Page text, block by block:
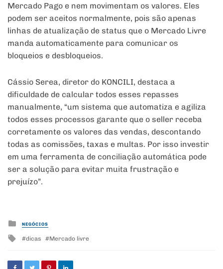
Mercado Pago e nem movimentam os valores. Eles
podem ser aceitos normalmente, pois são apenas
linhas de atualização de status que o Mercado Livre
manda automaticamente para comunicar os
bloqueios e desbloqueios.
Cássio Serea, diretor do KONCILI, destaca a
dificuldade de calcular todos esses repasses
manualmente, “um sistema que automatiza e agiliza
todos esses processos garante que o seller receba
corretamente os valores das vendas, descontando
todas as comissões, taxas e multas. Por isso investir
em uma ferramenta de conciliação automática pode
ser a solução para evitar muita frustração e
prejuízo”.
Posted
in
NEGÓCIOS
Tagged
dicas Mercado livre